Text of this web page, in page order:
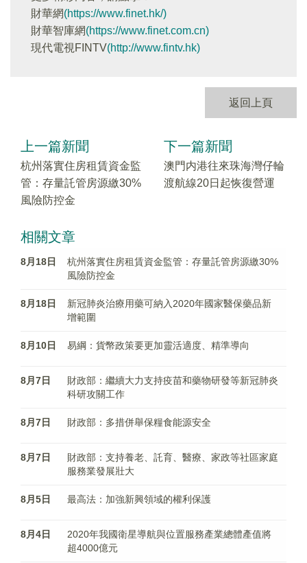
財華網(https://www.finet.hk/)
財華智庫網(https://www.finet.com.cn)
現代電視FINTV(http://www.fintv.hk)
返回上頁
上一篇新聞
杭州落實住房租賃資金監
管：存量託管房源繳30%
風險防控金
下一篇新聞
澳門内港往來珠海灣仔輪
渡航線20日起恢復營運
相關文章
8月18日
杭州落實住房租賃資金監管：存量託管房源繳30%
風險防控金
8月18日
新冠肺炎治療用藥可納入2020年國家醫保藥品新
增範圍
8月10日 易綱：貨幣政策要更加靈活適度、精準導向
8月7日
財政部：繼續大力支持疫苗和藥物研發等新冠肺炎
科研攻關工作
8月7日 財政部：多措併舉保糧食能源安全
8月7日
財政部：支持養老、託育、醫療、家政等社區家庭
服務業發展壯大
8月5日 最高法：加強新興領域的權利保護
8月4日
2020年我國衛星導航與位置服務產業總體產值將
超4000億元